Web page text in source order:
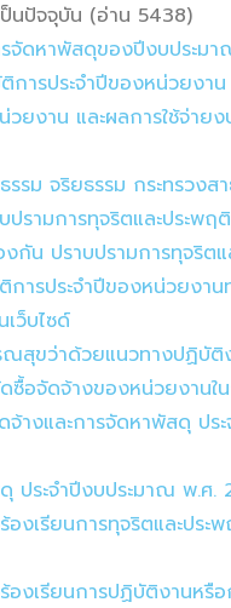
นปัจจุบัน (อ่าน 5438)
รจัดหาพัสดุของปีงบประม
ารประจำปีของหน่วยงา
วยงาน และผลการใช้จ่
รม จริยธรรม กระทรวง
รามการทุจริตและประ
กัน ปราบปรามการทุจริ
ารประจำปีของหน่วยงา
ว็บไซด์
ณสุขว่าด้วยแนวทางปฏิบั
ซื้อจัดจ้างของหน่วยงาน
างและการจัดหาพัสดุ ป
ประจำปีงบประมาณ พ.ศ.
องเรียนการทุจริตและป
องเรียนการปฏิบัติงานห